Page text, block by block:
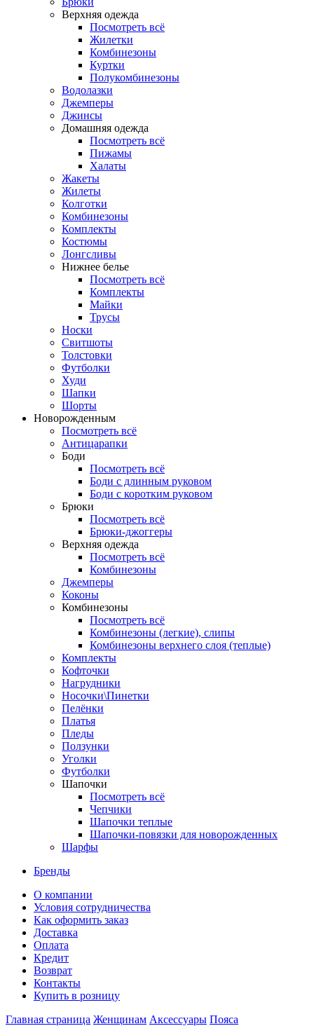
Верхняя одежда
Посмотреть всё
Жилетки
Комбинезоны
Куртки
Полукомбинезоны
Водолазки
Джемперы
Джинсы
Домашняя одежда
Посмотреть всё
Пижамы
Халаты
Жакеты
Жилеты
Колготки
Комбинезоны
Комплекты
Костюмы
Лонгсливы
Нижнее белье
Посмотреть всё
Комплекты
Майки
Трусы
Носки
Свитшоты
Толстовки
Футболки
Худи
Шапки
Шорты
Новорожденным
Посмотреть всё
Антицарапки
Боди
Посмотреть всё
Боди с длинным руковом
Боди с коротким руковом
Брюки
Посмотреть всё
Брюки-джоггеры
Верхняя одежда
Посмотреть всё
Комбинезоны
Джемперы
Коконы
Комбинезоны
Посмотреть всё
Комбинезоны (легкие), слипы
Комбинезоны верхнего слоя (теплые)
Комплекты
Кофточки
Нагрудники
Носочки\Пинетки
Пелёнки
Платья
Пледы
Ползунки
Уголки
Футболки
Шапочки
Посмотреть всё
Чепчики
Шапочки теплые
Шапочки-повязки для новорожденных
Шарфы
Бренды
О компании
Условия сотрудничества
Как оформить заказ
Доставка
Оплата
Кредит
Возврат
Контакты
Купить в розницу
Главная страница Женщинам Аксессуары Пояса